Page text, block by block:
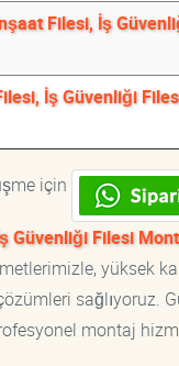
Filesi, İş
İş Güvenliği
için
Güvenliği Filesi
yüksek
sağlıyoruz.
montaj